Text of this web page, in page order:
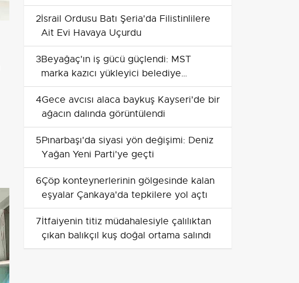
yürütülüyor
2İsrail Ordusu Batı Şeria'da Filistinlilere
Ait Evi Havaya Uçurdu
3Beyağaç'ın iş gücü güçlendi: MST
marka kazıcı yükleyici belediye
envanterine katıldı
4Gece avcısı alaca baykuş Kayseri'de bir
ağacın dalında görüntülendi
5Pınarbaşı'da siyasi yön değişimi: Deniz
Yağan Yeni Parti'ye geçti
6Çöp konteynerlerinin gölgesinde kalan
eşyalar Çankaya'da tepkilere yol açtı
7İtfaiyenin titiz müdahalesiyle çalılıktan
çıkan balıkçıl kuş doğal ortama salındı